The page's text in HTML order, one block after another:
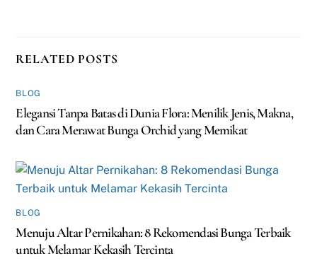
RELATED POSTS
BLOG
Elegansi Tanpa Batas di Dunia Flora: Menilik Jenis, Makna,
dan Cara Merawat Bunga Orchid yang Memikat
BLOG
Menuju Altar Pernikahan: 8 Rekomendasi Bunga Terbaik
untuk Melamar Kekasih Tercinta